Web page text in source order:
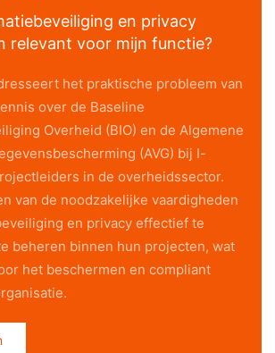
en privacy
relevant voor mijn functie?
het praktische probleem van
over de Baseline
Overheid (BIO) en de Algemene
(AVG) bij I-
in de overheidssector.
van de noodzakelijke vaardigheden
en privacy effectief te
beheren binnen hun projecten, wat
het beschermen en compliant